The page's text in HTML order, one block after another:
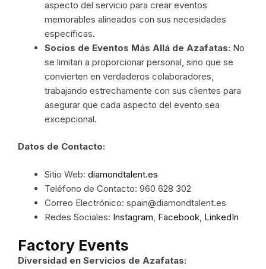
aspecto del servicio para crear eventos
memorables alineados con sus necesidades
específicas.
Socios de Eventos Más Allá de Azafatas: No
se limitan a proporcionar personal, sino que se
convierten en verdaderos colaboradores,
trabajando estrechamente con sus clientes para
asegurar que cada aspecto del evento sea
excepcional.
Datos de Contacto:
Sitio Web: diamondtalent.es
Teléfono de Contacto: 960 628 302
Correo Electrónico: spain@diamondtalent.es
Redes Sociales: Instagram Facebook LinkedIn
Factory Events
Diversidad en Servicios de Azafatas: